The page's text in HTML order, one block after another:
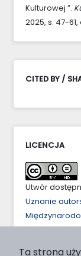
Kulturowej ”.
2025, s. 47-
CITED BY /
LICENCJA
Utwór
Uznanie
Ta strona